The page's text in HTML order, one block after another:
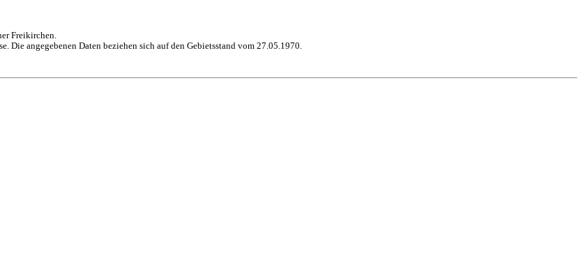
Freikirchen.
Die angegebenen Daten beziehen sich auf den Gebietsstand vom 27.05.1970.